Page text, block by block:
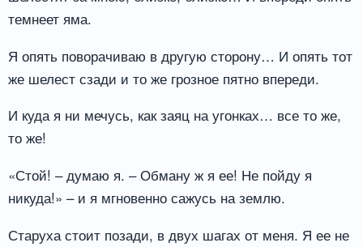
темнеет яма.
Я опять поворачиваю в другую сторону… И опять тот
же шелест сзади и то же грозное пятно впереди.
И куда я ни мечусь, как заяц на угонках… все то же,
то же!
«Стой! – думаю я. – Обману ж я ее! Не пойду я
никуда!» – и я мгновенно сажусь на землю.
Старуха стоит позади, в двух шагах от меня. Я ее не